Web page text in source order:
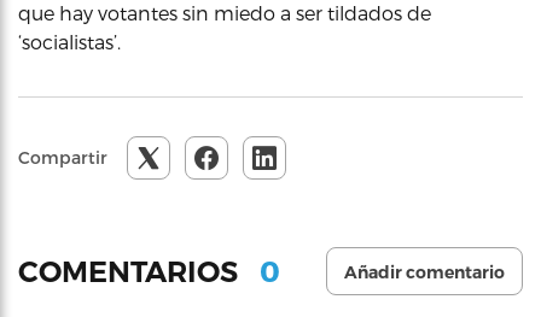
que hay votantes sin miedo a ser tildados de
‘socialistas’.
Compartir
COMENTARIOS 0 Añadir comentario